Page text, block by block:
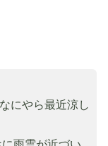
にやら最近涼し